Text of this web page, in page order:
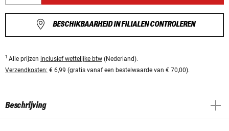
BESCHIKBAARHEID IN FILIALEN CONTROLEREN
1 Alle prijzen inclusief wettelijke btw (Nederland).
Verzendkosten: € 6,99 (gratis vanaf een bestelwaarde van € 70,00).
Beschrijving